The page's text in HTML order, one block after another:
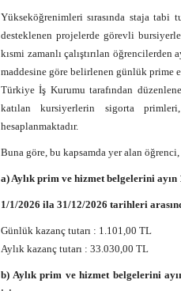
Yükseköğrenimleri sırasında staja tabi
desteklenen projelerde görevli
kısmi zamanlı çalıştırılan
maddesine göre belirlenen günlük prime
Türkiye İş Kurumu tarafından
katılan kursiyerlerin sigorta
hesaplanmaktadır.
Buna göre, bu kapsamda yer alan
a) Aylık prim ve hizmet belgelerini ayın
1/1/2026 ila 31/12/2026 tarihleri
Günlük kazanç tutarı : 1.101,00 TL
Aylık kazanç tutarı : 33.030,00 TL
b) Aylık prim ve hizmet belgelerini